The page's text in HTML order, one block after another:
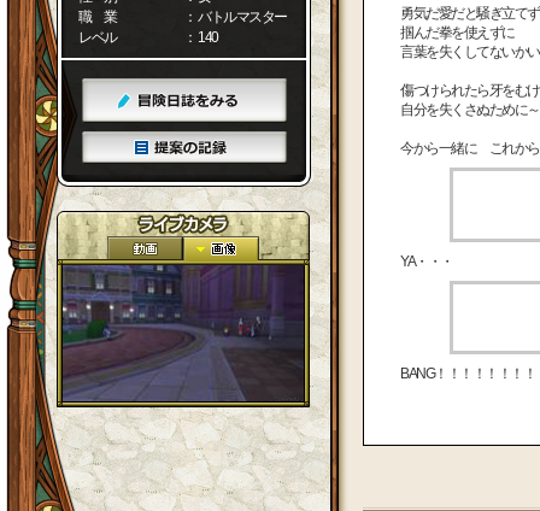
職 業
： バトルマスター
レベル
： 140
勇気だ愛だと騒ぎ立て
掴んだ拳を使えずに
言葉を失くしてないか
傷つけられたら牙をむけ
自分を失くさぬために
今から一緒に これから
YA・・・
BANG！！！！！！！